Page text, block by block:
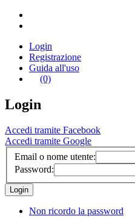
Login
Registrazione
Guida all'uso
(0)
Login
Accedi tramite Facebook
Accedi tramite Google
Email o nome utente:
Password:
Non ricordo la password